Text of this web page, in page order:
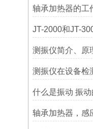
轴承加热器的工
测振仪简介、原
什么是振动 振动